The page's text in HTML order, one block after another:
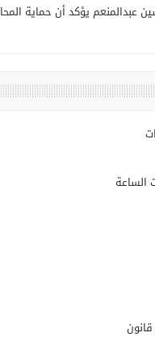
عبدالمنعم يؤكد أن حماية
الساعة